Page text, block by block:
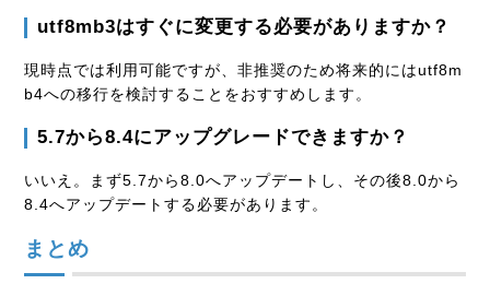
utf8mb3はすぐに変更する必要がありますか？
現時点では利用可能ですが、非推奨のため将来的にはutf8m
b4への移行を検討することをおすすめします。
5.7から8.4にアップグレードできますか？
いいえ。まず5.7から8.0へアップデートし、その後8.0から
8.4へアップデートする必要があります。
まとめ